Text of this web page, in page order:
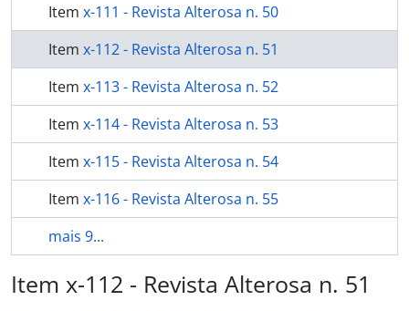
Item x-111 - Revista Alterosa n. 50
Item x-112 - Revista Alterosa n. 51
Item x-113 - Revista Alterosa n. 52
Item x-114 - Revista Alterosa n. 53
Item x-115 - Revista Alterosa n. 54
Item x-116 - Revista Alterosa n. 55
mais 9...
Item x-112 - Revista Alterosa n. 51